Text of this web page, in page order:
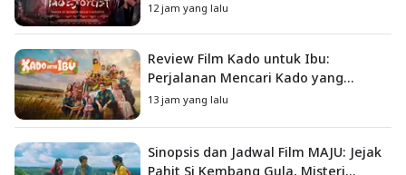
Misteri dan Teror Psikologis
12 jam yang lalu
Review Film Kado untuk Ibu:
Perjalanan Mencari Kado yang
Mengajarkan Arti Keluarga
13 jam yang lalu
Sinopsis dan Jadwal Film MAJU: Jejak
Pahit Si Kembang Gula, Misteri